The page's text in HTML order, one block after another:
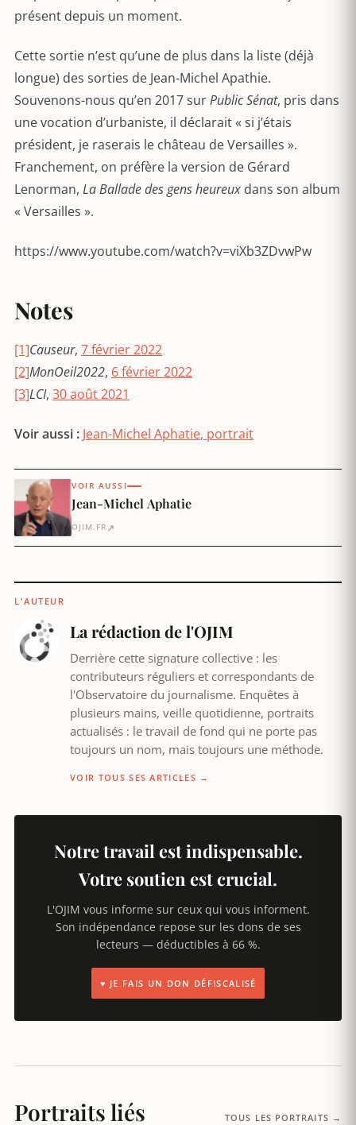
présent depuis un moment.
Cette sortie n’est qu’une de plus dans la liste (déjà
longue) des sorties de Jean-Michel Apathie.
Souvenons-nous qu’en 2017 surPublic Sénat, pris dans
une vocation d’urbaniste, il déclarait « si j’étais
président, je raserais le château de Versailles ».
Franchement, on préfère la version de Gérard
Lenorman, La Ballade des gens heureux dans son album
« Versailles ».
https://www.youtube.com/watch?v=viXb3ZDvwPw
Notes
[1]Causeur, 7 février 2022
[2]MonOeil2022, 6 février 2022
[3]LCI, 30 août 2021
Voir aussi : Jean-Michel Aphatie, portrait
VOIR AUSSI
Jean-Michel Aphatie
OJIM.FR ↗
L'AUTEUR
La rédaction de l'OJIM
Derrière cette signature collective : les
contributeurs réguliers et correspondants de
l'Observatoire du journalisme. Enquêtes à
plusieurs mains, veille quotidienne, portraits
actualisés : le travail de fond qui ne porte pas
toujours un nom, mais toujours une méthode.
VOIR TOUS SES ARTICLES →
Notre travail est indispensable.
Votre soutien est crucial.
L'OJIM vous informe sur ceux qui vous informent.
Son indépendance repose sur les dons de ses
lecteurs — déductibles à 66 %.
♥ JE FAIS UN DON DÉFISCALISÉ
Portraits liés TOUS LES PORTRAITS →